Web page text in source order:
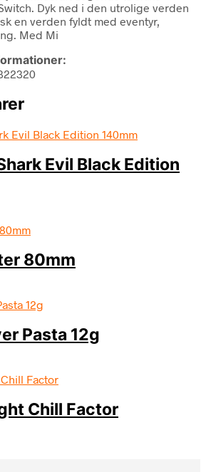
Dyk ned i den utrolige verden
en verden fyldt med eventyr,
Med Mi
Evil Black Edition
80mm
Pasta 12g
Chill Factor